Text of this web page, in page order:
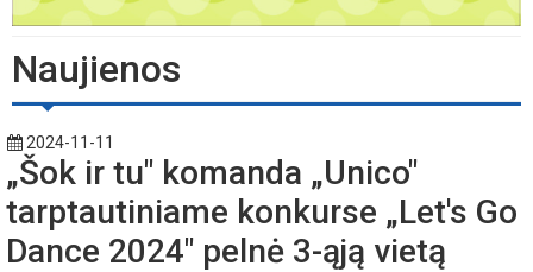
Naujienos
2024-11-11
„Šok ir tu" komanda „Unico"
tarptautiniame konkurse „Let's Go
Dance 2024" pelnė 3-ąją vietą